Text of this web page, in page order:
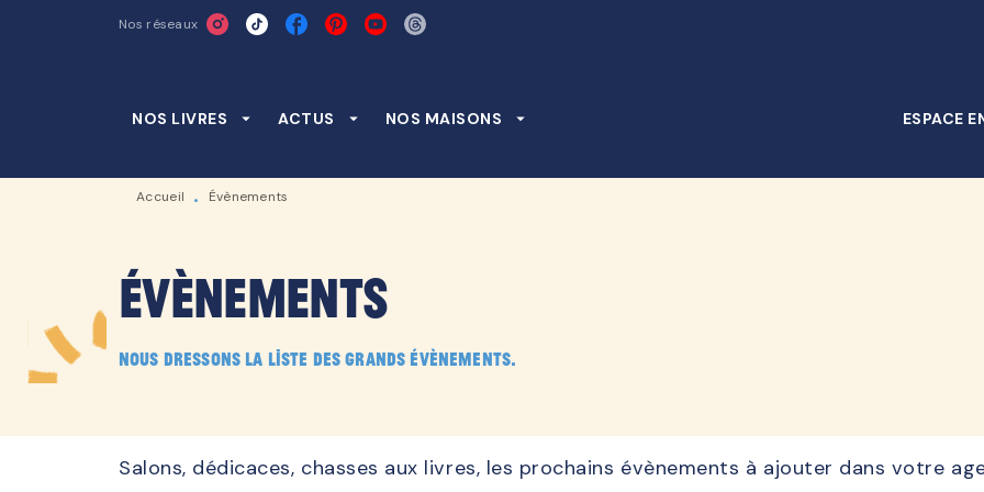
RECHERCHE CONTENU
Nos réseaux
NOS LIVRES arrow_drop_down ACTUS arrow_drop_down NOS MAISONS arrow_drop_down ESPACE
Accueil • Évènements
Évènements
Nous dressons la liste des grands évènements.
Salons, dédicaces, chasses aux livres, les prochains évènements à ajouter dans votre